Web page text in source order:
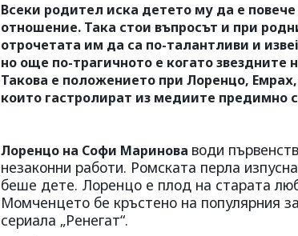
Всеки родител иска детето му да е
отношение. Така стои въпросът и при
отрочетата им да са по-талантливи и
но още по-трагичното е когато
Такова е положението при Лоренцо,
които гастролират из медиите предимно
Лоренцо на Софи Маринова води
незаконни работи. Ромската перла
беше дете. Лоренцо е плод на старата
Момченцето бе кръстено на популярния
сериала „Ренегат“.